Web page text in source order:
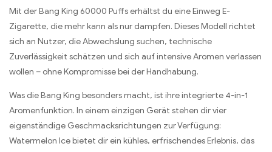
Mit der Bang King 60000 Puffs erhältst du eine Einweg E-
Zigarette, die mehr kann als nur dampfen. Dieses Modell richtet
sich an Nutzer, die Abwechslung suchen, technische
Zuverlässigkeit schätzen und sich auf intensive Aromen verlassen
wollen – ohne Kompromisse bei der Handhabung.
Was die Bang King besonders macht, ist ihre integrierte 4-in-1
Aromenfunktion. In einem einzigen Gerät stehen dir vier
eigenständige Geschmacksrichtungen zur Verfügung:
Watermelon Ice bietet dir ein kühles, erfrischendes Erlebnis, das